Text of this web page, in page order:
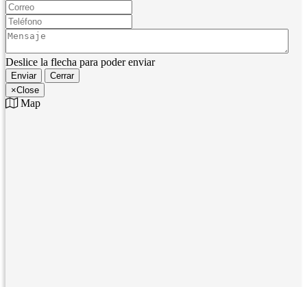
Teléfono:
Mensaje:
Deslice la flecha para poder enviar
Enviar
Cerrar
×Close
Map